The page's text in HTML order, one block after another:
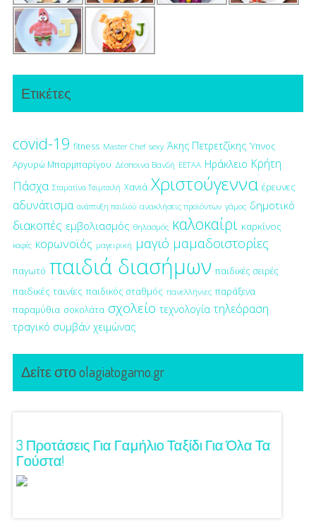
Ετικέτες
covid-19 fitness Master Chef sexy Άκης Πετρετζίκης Ύπνος
Αργυρώ Μπαρμπαρίγου Δέσποινα Βανδή ΕΕΤΑΑ Ηράκλειο Κρήτη
Πάσχα Σταματίνα Τσιμτσιλή Χανιά Χριστούγεννα έρευνες
αδυνάτισμα ανάπτυξη παιδιού ανακλήσεις προϊόντων γάμος δημοτικό
διακοπές εμβολιασμός θηλασμός καλοκαίρι καρκίνος
καφές κορωνοϊός μαγειρική μαγιό μαμαδοιστορίες
παγωτό παιδιά διασήμων παιδικές σειρές
παιδικές ταινίες παιδικός σταθμός πανελλήνιες παράξενα
παραμύθια σοκολάτα σχολείο τεχνολογία τηλεόραση
τραγικό συμβάν χειμώνας
Δείτε στο olagiatogamo.gr
3 Προτάσεις Για Γαμήλιο Ταξίδι Για Όλα Τα
Γούστα!